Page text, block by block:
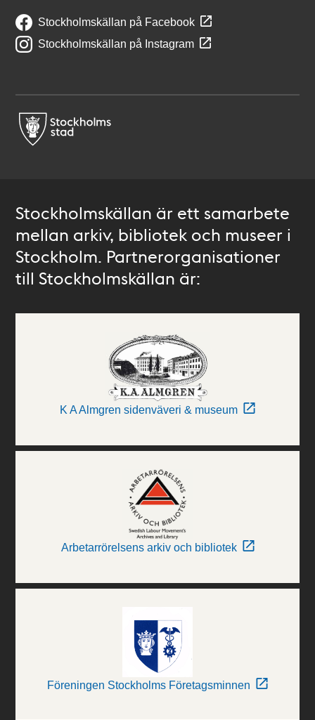
Stockholmskällan på Facebook
Stockholmskällan på Instagram
Stockholmskällan är ett samarbete
mellan arkiv, bibliotek och museer i
Stockholm. Partnerorganisationer
till Stockholmskällan är:
K A Almgren sidenväveri & museum
Arbetarrörelsens arkiv och bibliotek
Föreningen Stockholms Företagsminnen